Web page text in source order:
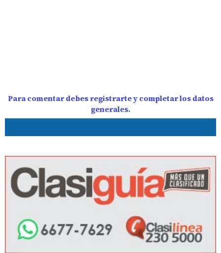
Para comentar debes registrarte y completar los datos
generales.